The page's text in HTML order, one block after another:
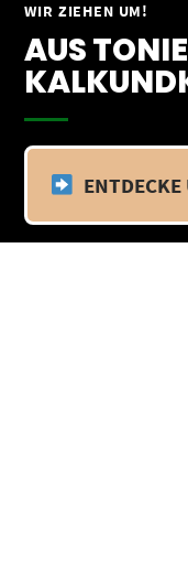
WIR ZIEHEN UM!
AUS
Springe
Inhalt
Vom 09.04.25 -
Zeitraum